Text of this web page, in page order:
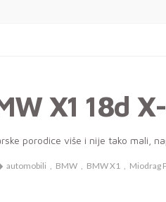
X1 18d
porodice više i nije tako mali,
automobili BMW BMW X1 Miodrag